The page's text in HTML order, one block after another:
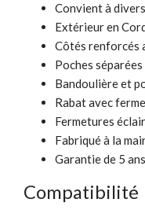
Convient à
Extérieur en
Côtés renforcés
Poches
Bandoulière et
Rabat avec
Fermetures
Fabriqué à la
Garantie de 5 ans
Compatibilité